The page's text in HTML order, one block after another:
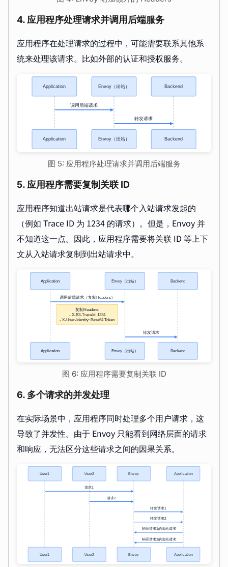
4. 应用程序处理请求并调用后端服务
应用程序在处理请求的过程中，可能需要联系其他系
统来处理该请求。比如外部的认证和授权服务。
图 5: 应用程序处理请求并调用后端服务
5. 应用程序需要复制关联 ID
应用程序知道出站请求是代表哪个入站请求发起的
（例如 Trace ID 为 1234 的请求）。但是，Envoy 并
不知道这一点。因此，应用程序需要将关联 ID 等上下
文从入站请求复制到出站请求中。
图 6: 应用程序需要复制关联 ID
6. 多个请求的并发处理
在实际场景中，应用程序同时处理多个用户请求，这
导致了并发性。由于 Envoy 只能看到网络层面的请求
和响应，无法区分这些请求之间的因果关系。